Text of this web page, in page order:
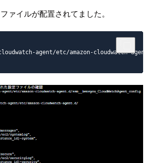
ァイルが配置されてました。